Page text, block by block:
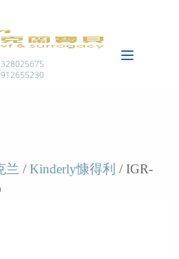
兰 / Kinderly慷得利 / IGR-